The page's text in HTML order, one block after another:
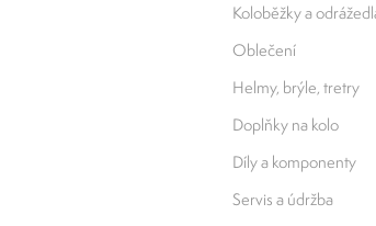
Koloběžky a
Oblečení
Helmy, brýle, tretry
Doplňky na kolo
Díly a komponenty
Servis a údržba